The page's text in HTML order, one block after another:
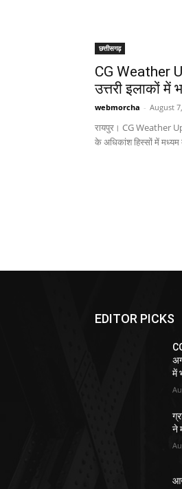
छत्तीसगढ़
CG Weather
उत्तरी इलाकों में
webmorcha - August
रायपुर। CG Weather
के अधिकांश हिस्सों में मध्यम
EDITOR PICKS
में
ने